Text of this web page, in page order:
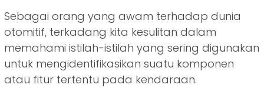
Sebagai orang yang awam terhadap dunia
otomitif, terkadang kita kesulitan dalam
memahami istilah-istilah yang sering digunakan
untuk mengidentifikasikan suatu komponen
atau fitur tertentu pada kendaraan.